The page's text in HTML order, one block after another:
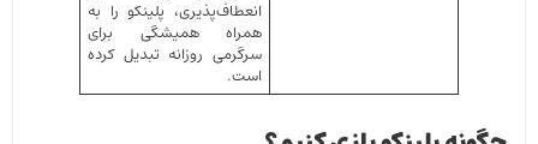
انعطاف‌پذیری، پلینکو را به
همراه همیشگی برای
سرگرمی روزانه تبدیل کرده
است.